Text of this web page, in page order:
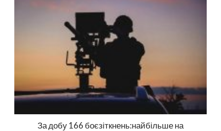
За добу 166 боєзіткнень:найбільше на